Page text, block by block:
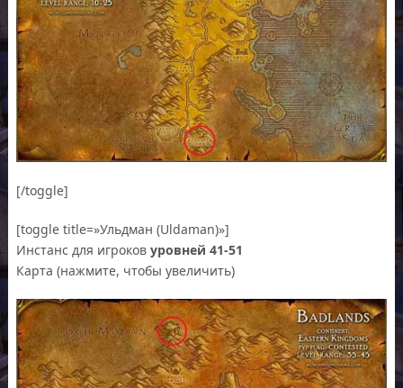
[/toggle]
[toggle title=»Ульдман (Uldaman)»]
Инстанс для игроковуровней 41-51
Карта (нажмите, чтобы увеличить)